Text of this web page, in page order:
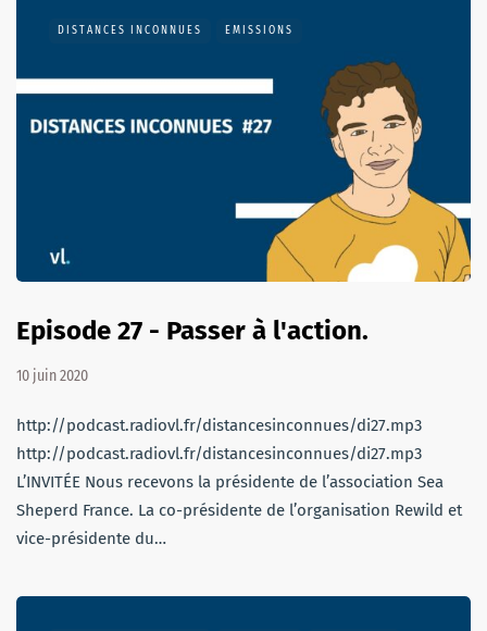
DISTANCES INCONNUES EMISSIONS
Episode 27 - Passer à l'action.
10 juin 2020
http://podcast.radiovl.fr/distancesinconnues/di27.mp3
http://podcast.radiovl.fr/distancesinconnues/di27.mp3
L’INVITÉE Nous recevons la présidente de l’association Sea
Sheperd France. La co-présidente de l’organisation Rewild et
vice-présidente du…